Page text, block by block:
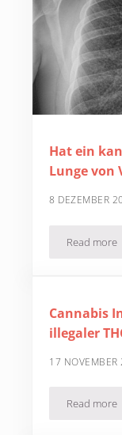
Hat ein
Lunge von
8 DEZEMBER
Read more
Hat
Cannabis
illegaler
17 NOVEMBER
Read more